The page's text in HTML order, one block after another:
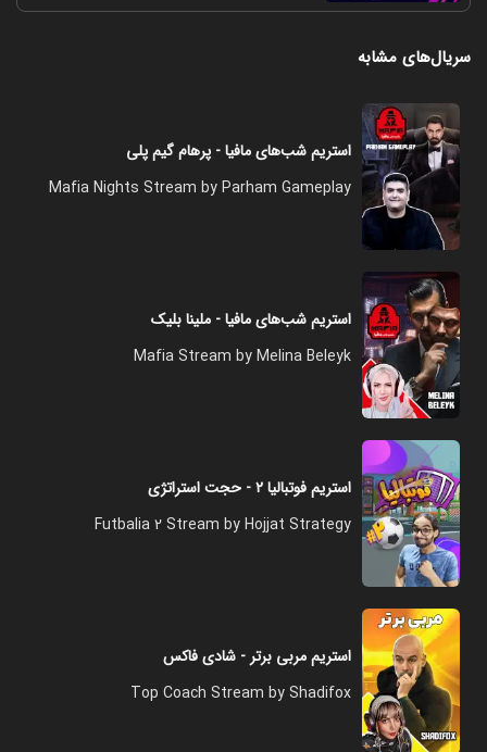
سریال‌های مشابه
استریم شب‌های مافیا - پرهام گیم پلی
Mafia Nights Stream by Parham Gameplay
استریم شب‌های مافیا - ملینا بلیک
Mafia Stream by Melina Beleyk
استریم فوتبالیا ۲ - حجت استراتژی
Futbalia 2 Stream by Hojjat Strategy
استریم مربی برتر - شادی فاکس
Top Coach Stream by Shadifox